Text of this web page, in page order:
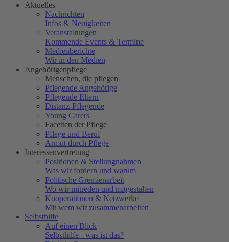
Aktuelles
Nachrichten
Infos & Neuigkeiten
Veranstaltungen
Kommende Events & Termine
Medienberichte
Wir in den Medien
Angehörigenpflege
Menschen, die pflegen
Pflegende Angehörige
Pflegende Eltern
Distanz-Pflegende
Young Carers
Facetten der Pflege
Pflege und Beruf
Armut durch Pflege
Interessenvertretung
Positionen & Stellungnahmen
Was wir fordern und warum
Politische Gremienarbeit
Wo wir mitreden und mitgestalten
Kooperationen & Netzwerke
Mit wem wir zusammenarbeiten
Selbsthilfe
Auf einen Blick
Selbsthilfe - was ist das?